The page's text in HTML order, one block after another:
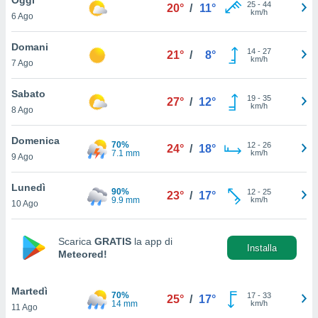
è
al sito
di
ci
di
il
un
la
nella
6 Ago
20° / 11° 25- 44
km/h
Domani
7 Ago
21° / 8° 14- 27
km/h
Sabato
8 Ago
27° / 12° 19- 35
km/h
Domenica
9 Ago
70%
7.1 mm
24° / 18° 12- 26
km/h
Lunedì
10 Ago
90%
9.9 mm
23° / 17° 12- 25
km/h
Scarica GRATIS la app di
Meteored!
Installa
Martedì
11 Ago
70%
14 mm
25° / 17° 17- 33
km/h